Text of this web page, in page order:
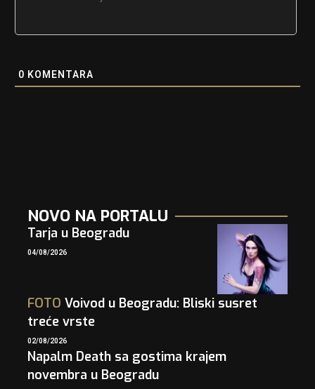
0 KOMENTARA
NOVO NA PORTALU
Tarja u Beogradu
04/08/2026
FOTO Voivod u Beogradu: Bliski susret
treće vrste
02/08/2026
Napalm Death sa gostima krajem
novembra u Beogradu